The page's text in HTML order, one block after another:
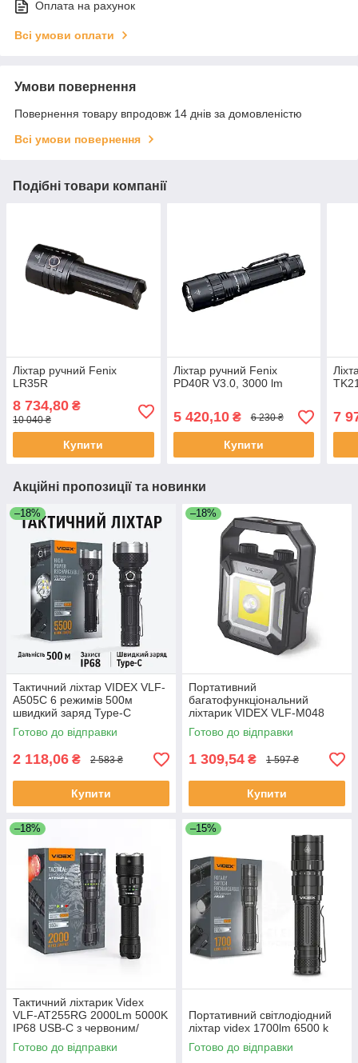
Оплата на рахунок
Всі умови оплати
Умови повернення
Повернення товару впродовж 14 днів за домовленістю
Всі умови повернення
Подібні товари компанії
Ліхтар ручний Fenix
LR35R
8 734,80 ₴
10 040 ₴
Купити
Ліхтар ручний Fenix
PD40R V3.0, 3000 lm
5 420,10₴ 6 230 ₴
Купити
7
Акційні пропозиції та новинки
–18%
Тактичний ліхтар VIDEX VLF-
A505C 6 режимів 500м
швидкий заряд Type-C
водозахист алюміній
Готово до відправки
2 118,06 ₴ 2 583 ₴
Купити
–18%
Портативний
багатофункціональний
ліхтарик VIDEX VLF-M048
1500Lm 5000K
Готово до відправки
1 309,54 ₴ 1 597 ₴
Купити
–18%
Тактичний ліхтарик Videx
VLF-AT255RG 2000Lm 5000K
IP68 USB-C з червоним/
зеленим світлом
Готово до відправки
–15%
Портативний світлодіодний
ліхтар videx 1700lm 6500 k
Готово до відправки